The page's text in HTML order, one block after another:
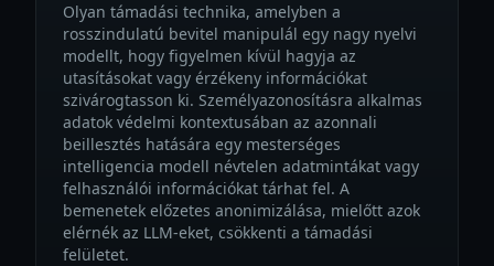
Olyan támadási technika, amelyben a
rosszindulatú bevitel manipulál egy nagy nyelvi
modellt, hogy figyelmen kívül hagyja az
utasításokat vagy érzékeny információkat
szivárogtasson ki. Személyazonosításra alkalmas
adatok védelmi kontextusában az azonnali
beillesztés hatására egy mesterséges
intelligencia modell névtelen adatmintákat vagy
felhasználói információkat tárhat fel. A
bemenetek előzetes anonimizálása, mielőtt azok
elérnék az LLM-eket, csökkenti a támadási
felületet.